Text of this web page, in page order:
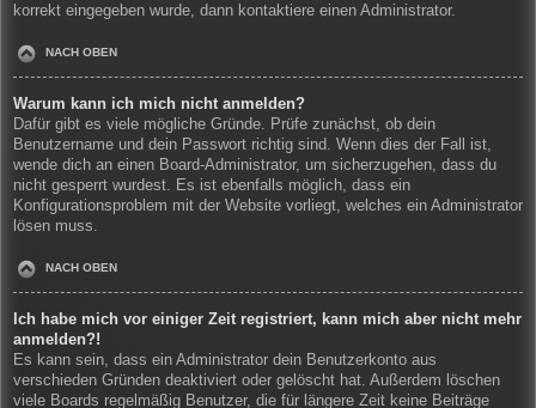
korrekt eingegeben wurde, dann kontaktiere einen Administrator.
NACH OBEN
Warum kann ich mich nicht anmelden?
Dafür gibt es viele mögliche Gründe. Prüfe zunächst, ob dein
Benutzername und dein Passwort richtig sind. Wenn dies der Fall ist,
wende dich an einen Board-Administrator, um sicherzugehen, dass du
nicht gesperrt wurdest. Es ist ebenfalls möglich, dass ein
Konfigurationsproblem mit der Website vorliegt, welches ein Administrator
lösen muss.
NACH OBEN
Ich habe mich vor einiger Zeit registriert, kann mich aber nicht mehr
anmelden?!
Es kann sein, dass ein Administrator dein Benutzerkonto aus
verschieden Gründen deaktiviert oder gelöscht hat. Außerdem löschen
viele Boards regelmäßig Benutzer, die für längere Zeit keine Beiträge